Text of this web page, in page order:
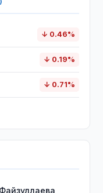
↓ 0.46%
↓ 0.19%
↓ 0.71%